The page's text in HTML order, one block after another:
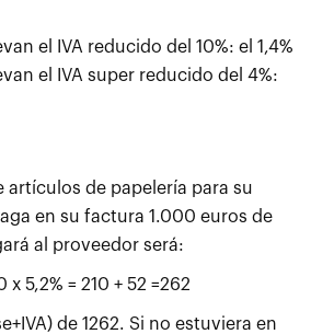
el IVA reducido del 10%: el 1,4%
el IVA super reducido del 4%:
artículos de papelería para su
en su factura 1.000 euros de
al proveedor será:
x 5,2% = 210 + 52 =262
de 1262. Si no estuviera en